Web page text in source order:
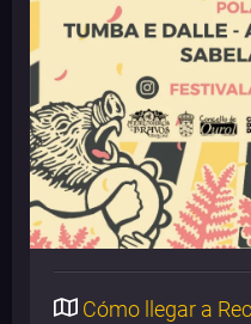
Cómo llegar a